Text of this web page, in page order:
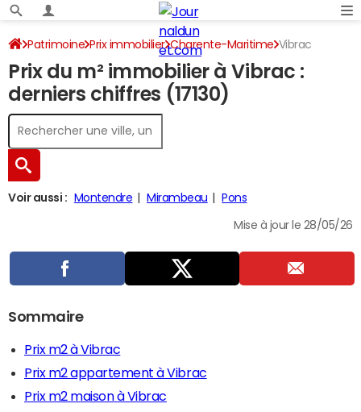
Patrimoine Prix immobilier Charente-Maritime Vibrac
Prix du m² immobilier à Vibrac :
derniers chiffres (17130)
Voir aussi : Montendre Mirambeau Pons
Mise à jour le 28/05/26
Sommaire
Prix m2 à Vibrac
Prix m2 appartement à Vibrac
Prix m2 maison à Vibrac